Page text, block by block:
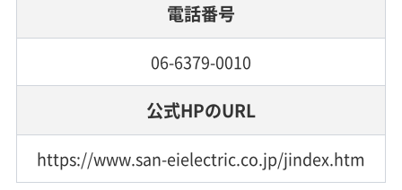
電話番号
06-6379-0010
公式HPのURL
https://www.san-eielectric.co.jp/jindex.htm